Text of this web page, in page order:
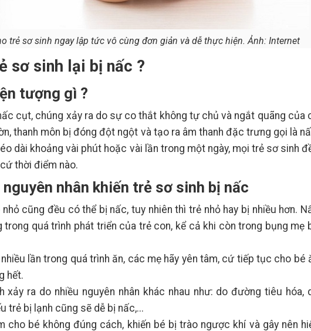
trẻ sơ sinh ngay lập tức vô cùng đơn giản và dễ thực hiện. Ảnh: Internet
sơ sinh lại bị nấc ?
tượng gì ?
cụt, chúng xảy ra do sự co thắt không tự chủ và ngắt quãng của
thanh môn bị đóng đột ngột và tạo ra âm thanh đặc trưng gọi là
dài khoảng vài phút hoặc vài lần trong một ngày, mọi trẻ sơ sinh
thời điểm nào.
nguyên nhân khiến trẻ sơ sinh bị nấc
cũng đều có thể bị nấc, tuy nhiên thì trẻ nhỏ hay bị nhiều hơn.
trong quá trình phát triển của trẻ con, kể cả khi còn trong bụng mẹ
lần trong quá trình ăn, các mẹ hãy yên tâm, cứ tiếp tục cho bé
hết.
xảy ra do nhiều nguyên nhân khác nhau như: do đường tiêu hóa,
trẻ bị lạnh cũng sẽ dễ bị nấc,...
cho bé không đúng cách, khiến bé bị trào ngược khí và gây nên